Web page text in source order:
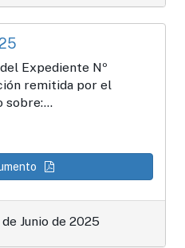
Expediente Nº
remitida por el
sobre:...
Junio de 2025